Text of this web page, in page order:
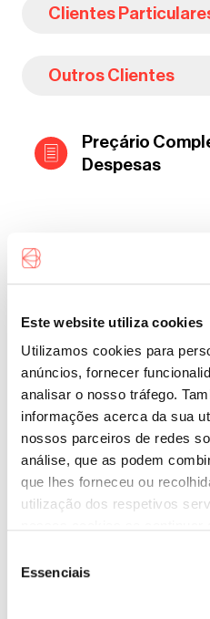
Este website utiliza cookies
Utilizamos cookies para
anúncios, fornecer
analisar o nosso tráfego.
informações acerca da sua
nossos parceiros de redes
análise, que as podem
que lhes forneceu ou
utilização dos respetivos
Essenciais
Clientes
Operações de Crédito
Cartões
Cartões de Crédito
Cartões de Débito
Operações e Outros
Outros Clientes
Depósitos à Ordem
Linhas de Crédito e
Descobertos
Outros Créditos
Cartões
Cartões de Débito
Operações e Outros
Cheques
Preçário
Despesas
Folheto de
Clientes Particulares
Contas de Depósitos
Depósitos à Ordem
Depósitos a Prazo
Operações de Crédito
Crédito à Habitação /
Outros Clientes
Contas de Depósitos
Depósitos à Ordem
Operações de Crédito
Preçário
Outros